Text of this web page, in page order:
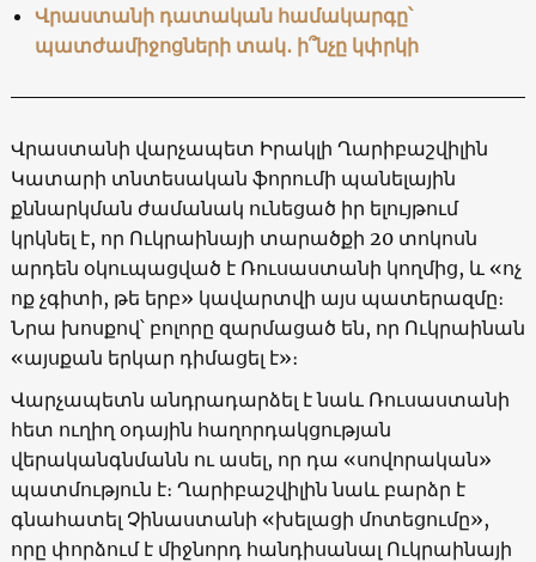
Վրաստանի դատական ​​համակարգը՝
պատժամիջոցների տակ․ ի՞նչը կփրկի
Վրաստանի վարչապետ Իրակլի Ղարիբաշվիլին
Կատարի տնտեսական ֆորումի պանելային
քննարկման ժամանակ ունեցած իր ելույթում
կրկնել է, որ Ուկրաինայի տարածքի 20 տոկոսն
արդեն օկուպացված է Ռուսաստանի կողմից, և «ոչ
ոք չգիտի, թե երբ» կավարտվի այս պատերազմը։
Նրա խոսքով՝ բոլորը զարմացած են, որ Ուկրաինան
«այսքան երկար դիմացել է»։
Վարչապետն անդրադարձել է նաև Ռուսաստանի
հետ ուղիղ օդային հաղորդակցության
վերականգնմանն ու ասել, որ դա «սովորական»
պատմություն է։ Ղարիբաշվիլին նաև բարձր է
գնահատել Չինաստանի «խելացի մոտեցումը»,
որը փորձում է միջնորդ հանդիսանալ Ուկրաինայի